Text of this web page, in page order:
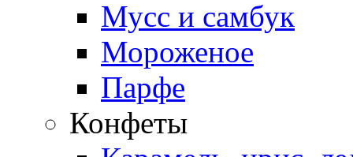
Мусс и самбук
Мороженое
Парфе
Конфеты